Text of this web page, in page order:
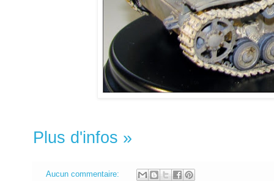
Plus d'infos »
Aucun commentaire: